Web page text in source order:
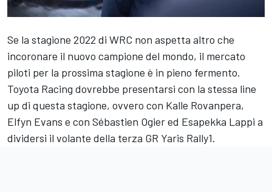
Se la stagione 2022 di WRC non aspetta altro che
incoronare il nuovo campione del mondo, il mercato
piloti per la prossima stagione è in pieno fermento.
Toyota Racing dovrebbe presentarsi con la stessa line
up di questa stagione, ovvero con Kalle Rovanpera,
Elfyn Evans e con Sébastien Ogiered Esapekka Lappi a
dividersi il volante della terza GR Yaris Rally1.